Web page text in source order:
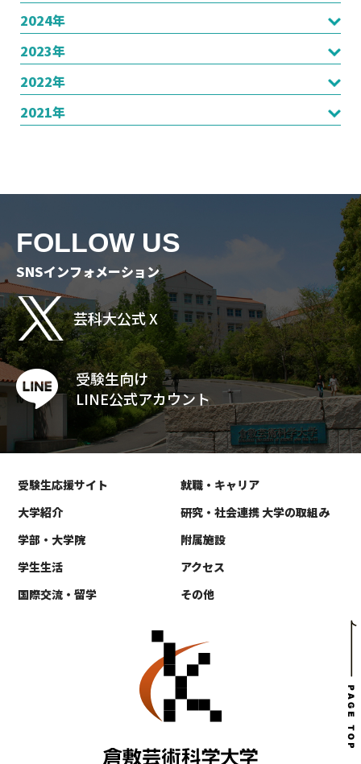
2024年
2023年
2022年
2021年
FOLLOW US
SNSインフォメーション
芸科大公式 X
受験生向け
LINE公式アカウント
受験生応援サイト
大学紹介
学部・大学院
学生生活
国際交流・留学
就職・キャリア
研究・社会連携 大学の取組み
附属施設
アクセス
その他